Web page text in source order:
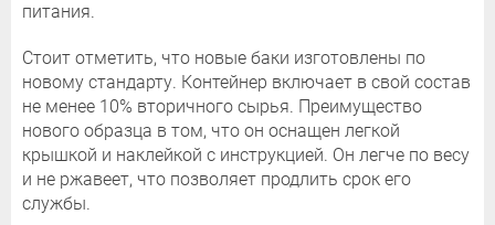
питания.
Стоит отметить, что новые баки изготовлены по
новому стандарту. Контейнер включает в свой состав
не менее 10% вторичного сырья. Преимущество
нового образца в том, что он оснащен легкой
крышкой и наклейкой с инструкцией. Он легче по весу
и не ржавеет, что позволяет продлить срок его
службы.